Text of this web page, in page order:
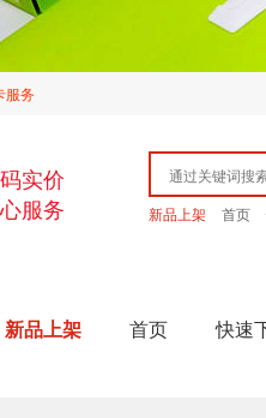
服务
实价
服务
新品上架 首页
新品上架 首页 快速